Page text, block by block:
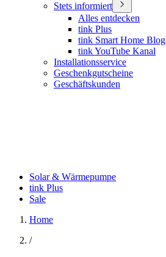
Stets informiert
Alles entdecken
tink Plus
tink Smart Home Blog
tink YouTube Kanal
Installationsservice
Geschenkgutscheine
Geschäftskunden
Solar & Wärmepumpe
tink Plus
Sale
Home
/